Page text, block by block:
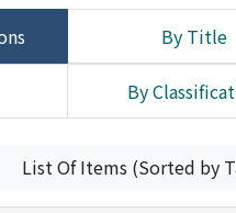
By Title
By
List Of Items (Sorted by